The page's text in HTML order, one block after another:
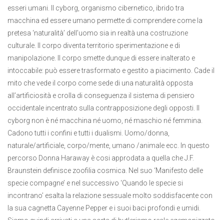
esseri umani. Il cyborg, organismo cibernetico, ibrido tra
macchina ed essere umano permette di comprendere come la
pretesa ‘naturalità’ dell’uomo sia in realtà una costruzione
culturale. Il corpo diventa territorio sperimentazione e di
manipolazione. Il corpo smette dunque di essere inalterato e
intoccabile: può essere trasformato e gestito a piacimento. Cade il
mito che vede il corpo come sede di una naturalità opposta
all’artificiosità e crolla di conseguenza il sistema di pensiero
occidentale incentrato sulla contrapposizione degli opposti. Il
cyborg non è né macchina né uomo, né maschio né femmina.
Cadono tutti i confini e tutti i dualismi. Uomo/donna,
naturale/artificiale, corpo/mente, umano /animale ecc. In questo
percorso Donna Haraway è cosi approdata a quella che J.F.
Braunstein definisce zoofilia cosmica. Nel suo ‘Manifesto delle
specie compagne’ e nel successivo ‘Quando le specie si
incontrano’ esalta la relazione sessuale molto soddisfacente con
la sua cagnetta Cayenne Pepper e i suoi baci profondi e umidi.